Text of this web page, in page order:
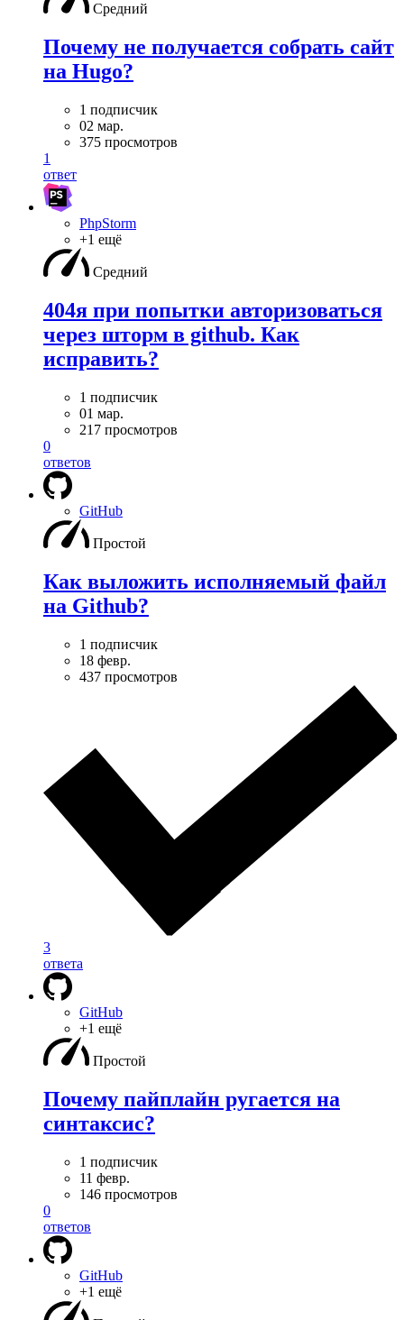
Средний
Почему не получается собрать сайт
на Hugo?
1 подписчик
02 мар.
375 просмотров
1
ответ
PhpStorm
+1 ещё
Средний
404я при попытки авторизоваться
через шторм в github. Как
исправить?
1 подписчик
01 мар.
217 просмотров
0
ответов
GitHub
Простой
Как выложить исполняемый файл
на Github?
1 подписчик
18 февр.
437 просмотров
3
ответа
GitHub
+1 ещё
Простой
Почему пайплайн ругается на
синтаксис?
1 подписчик
11 февр.
146 просмотров
0
ответов
GitHub
+1 ещё